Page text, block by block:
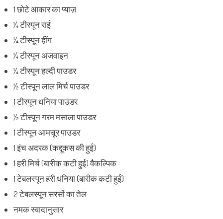
1 छोटे आकार का प्याज़
¼ टीस्पून राई
¼ टीस्पून हींग
¼ टीस्पून अजवाइन
¼ टीस्पून हल्दी पाउडर
½ टीस्पून लाल मिर्च पाउडर
1 टीस्पून धनिया पाउडर
½ टीस्पून गरम मसाला पाउडर
1 टीस्पून आमचूर पाउडर
1 इंच अदरक (कद्दूकस की हुई)
1 हरी मिर्च (बारीक कटी हुई) वैकल्पिक
1 टेबलस्पून हरी धनिया (बारीक कटी हुई)
2 टेबलस्पून सरसों का तेल
नमक स्वादानुसार